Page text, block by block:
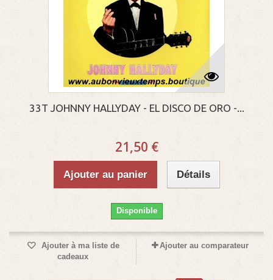
33T JOHNNY HALLYDAY - EL DISCO DE ORO -...
21,50 €
Ajouter au panier Détails
Disponible
Ajouter à ma liste de
cadeaux
Ajouter au comparateur